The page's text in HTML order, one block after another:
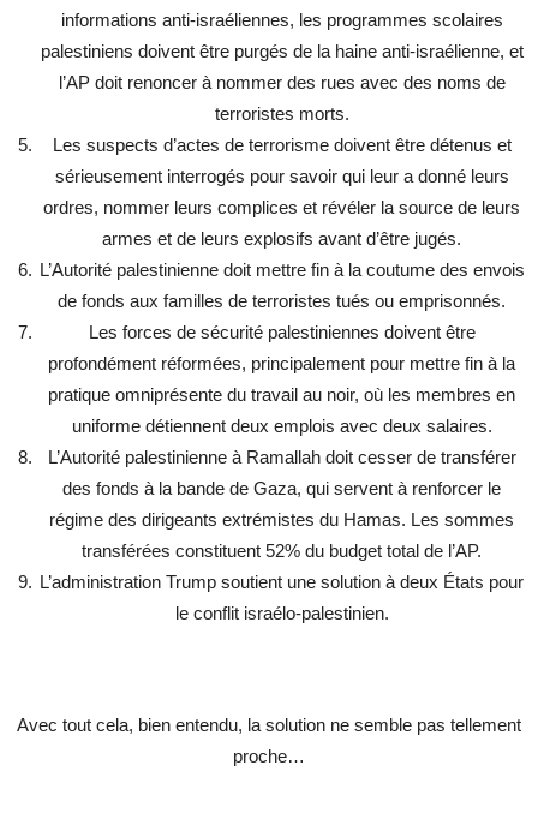
informations anti-israéliennes, les programmes scolaires
palestiniens doivent être purgés de la haine anti-israélienne, et
l’AP doit renoncer à nommer des rues avec des noms de
terroristes morts.
Les suspects d’actes de terrorisme doivent être détenus et
sérieusement interrogés pour savoir qui leur a donné leurs
ordres, nommer leurs complices et révéler la source de leurs
armes et de leurs explosifs avant d’être jugés.
L’Autorité palestinienne doit mettre fin à la coutume des envois
de fonds aux familles de terroristes tués ou emprisonnés.
Les forces de sécurité palestiniennes doivent être
profondément réformées, principalement pour mettre fin à la
pratique omniprésente du travail au noir, où les membres en
uniforme détiennent deux emplois avec deux salaires.
L’Autorité palestinienne à Ramallah doit cesser de transférer
des fonds à la bande de Gaza, qui servent à renforcer le
régime des dirigeants extrémistes du Hamas. Les sommes
transférées constituent 52% du budget total de l’AP.
L’administration Trump soutient une solution à deux États pour
le conflit israélo-palestinien.
Avec tout cela, bien entendu, la solution ne semble pas tellement
proche…